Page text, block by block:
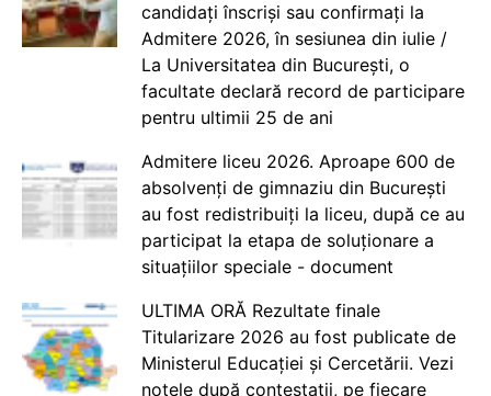
candidați înscriși sau confirmați la
Admitere 2026, în sesiunea din iulie /
La Universitatea din București, o
facultate declară record de participare
pentru ultimii 25 de ani
Admitere liceu 2026. Aproape 600 de
absolvenți de gimnaziu din București
au fost redistribuiți la liceu, după ce au
participat la etapa de soluționare a
situațiilor speciale - document
ULTIMA ORĂ Rezultate finale
Titularizare 2026 au fost publicate de
Ministerul Educației și Cercetării. Vezi
notele după contestații, pe fiecare